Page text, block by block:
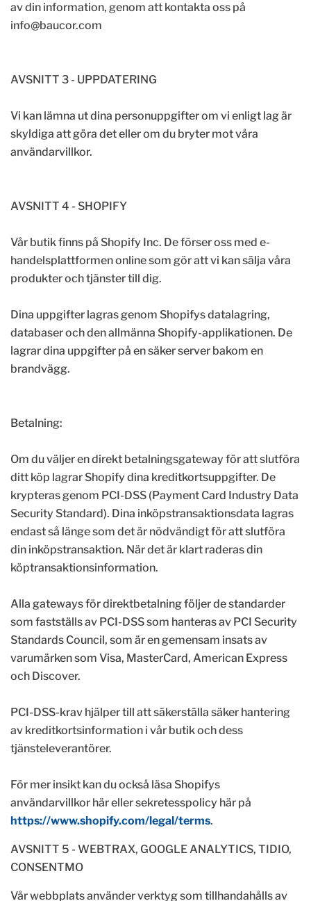
av din information, genom att kontakta oss på
info@baucor.com
AVSNITT 3 - UPPDATERING
Vi kan lämna ut dina personuppgifter om vi enligt lag är
skyldiga att göra det eller om du bryter mot våra
användarvillkor.
AVSNITT 4 - SHOPIFY
Vår butik finns på Shopify Inc. De förser oss med e-
handelsplattformen online som gör att vi kan sälja våra
produkter och tjänster till dig.
Dina uppgifter lagras genom Shopifys datalagring,
databaser och den allmänna Shopify-applikationen. De
lagrar dina uppgifter på en säker server bakom en
brandvägg.
Betalning:
Om du väljer en direkt betalningsgateway för att slutföra
ditt köp lagrar Shopify dina kreditkortsuppgifter. De
krypteras genom PCI-DSS (Payment Card Industry Data
Security Standard). Dina inköpstransaktionsdata lagras
endast så länge som det är nödvändigt för att slutföra
din inköpstransaktion. När det är klart raderas din
köptransaktionsinformation.
Alla gateways för direktbetalning följer de standarder
som fastställs av PCI-DSS som hanteras av PCI Security
Standards Council, som är en gemensam insats av
varumärken som Visa, MasterCard, American Express
och Discover.
PCI-DSS-krav hjälper till att säkerställa säker hantering
av kreditkortsinformation i vår butik och dess
tjänsteleverantörer.
För mer insikt kan du också läsa Shopifys
användarvillkor här eller sekretesspolicy här på
https://www.shopify.com/legal/terms.
AVSNITT 5 - WEBTRAX, GOOGLE ANALYTICS, TIDIO,
CONSENTMO
Vår webbplats använder verktyg som tillhandahålls av